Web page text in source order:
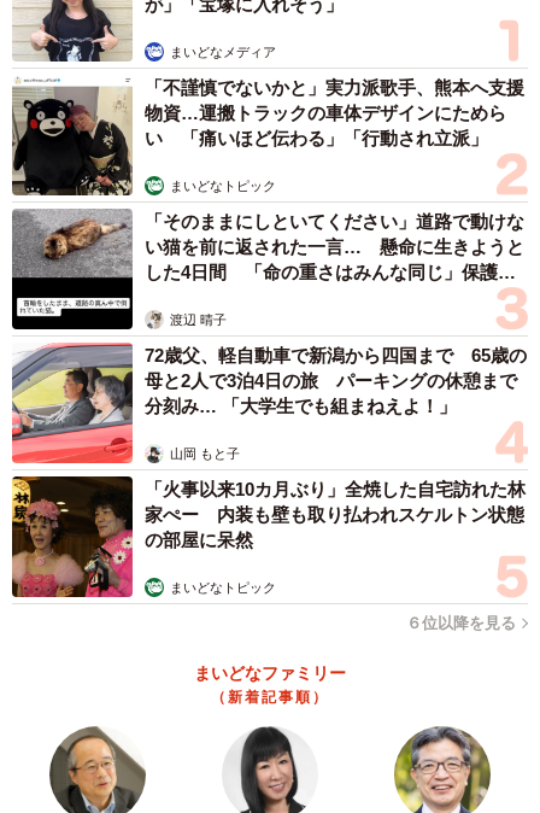
ただし、多頭飼育崩壊という、おそらくは放置に近い状態
だった過去を持つエーフですので、こういった人間との交
流を怖がってしまうことはよくわかります。数多くの保護
犬と触れ合ってきたスタッフは、こういった生い立ちや性
格を理解した上で、エーフのペースに合わせて根気強くト
レーニングを重ねることにしました。
たとえば散歩の際などには、スタッフはエーフの歩調に合
わせるのと合わせて、できるだけ多くのアイコンタクトを
取りました。また、お風呂に入る際などにもできるだけ声
がけをするようにしました。
しばらくするとエーフはパニックを起こさなくなり、少し
ずつスタッフに心を開きはじめ、ついには笑顔を見せてく
れるようになりました。
2022年、エーフは譲渡センターに移動しました。新しい里
親さんを見つけるための施設ですが、慣れない場所や知ら
ない人がいるとエーフはまた怖がり固まってしまいます。
れ、たとえば知らない人がそばにいても食事ができるよう
になりました。これなら里親さん探しもスムーズにできそ
うです。
が」「宝塚に入れそう」
まいどなメディア
「不謹慎でないかと」実力派歌手、熊本へ支援
物資…運搬トラックの車体デザインにためら
い 「痛いほど伝わる」「行動され立派」
まいどなトピック
「そのままにしといてください」道路で動けな
い猫を前に返された一言… 懸命に生きようと
した4日間 「命の重さはみんな同じ」保護団
渡辺 晴子
72歳父、軽自動車で新潟から四国まで 65歳の
母と2人で3泊4日の旅 パーキングの休憩まで
分刻み… 「大学生でも組まねえよ！」
山岡 もと子
「火事以来10カ月ぶり」全焼した自宅訪れた林
家ぺー 内装も壁も取り払われスケルトン状態
の部屋に呆然
まいどなトピック
６位以降を見る
まいどなファミリー
（新着記事順）